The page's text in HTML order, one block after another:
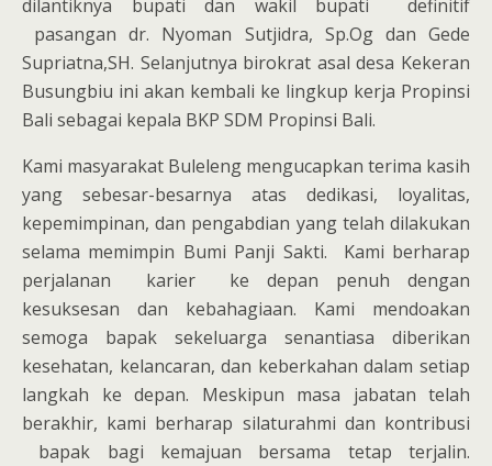
dilantiknya bupati dan wakil bupati definitif
pasangan dr. Nyoman Sutjidra, Sp.Og dan Gede
Supriatna,SH. Selanjutnya birokrat asal desa Kekeran
Busungbiu ini akan kembali ke lingkup kerja Propinsi
Bali sebagai kepala BKP SDM Propinsi Bali.
Kami masyarakat Buleleng mengucapkan terima kasih
yang sebesar-besarnya atas dedikasi, loyalitas,
kepemimpinan, dan pengabdian yang telah dilakukan
selama memimpin Bumi Panji Sakti. Kami berharap
perjalanan karier ke depan penuh dengan
kesuksesan dan kebahagiaan. Kami mendoakan
semoga bapak sekeluarga senantiasa diberikan
kesehatan, kelancaran, dan keberkahan dalam setiap
langkah ke depan. Meskipun masa jabatan telah
berakhir, kami berharap silaturahmi dan kontribusi
bapak bagi kemajuan bersama tetap terjalin.